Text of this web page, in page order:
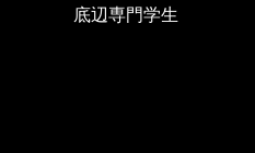
底辺専門学生